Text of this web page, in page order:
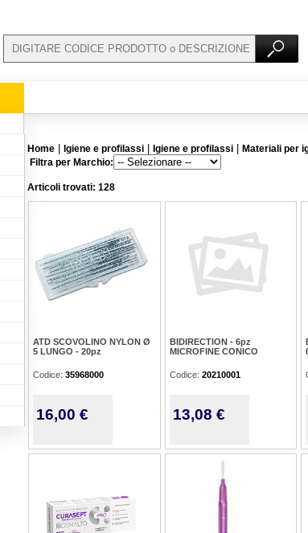
Home Igiene e profilassi Igiene e profilassi
Materiali per
Filtra per Marchio:
Articoli trovati: 128
ATD SCOVOLINO NYLON Ø
5 LUNGO - 20pz
Codice: 35968000
16,00 €
BIDIRECTION - 6pz
MICROFINE CONICO
Codice: 20210001
13,08 €